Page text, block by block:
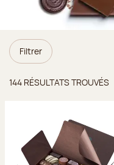
Filtrer
144 RÉSULTATS TROUVÉS